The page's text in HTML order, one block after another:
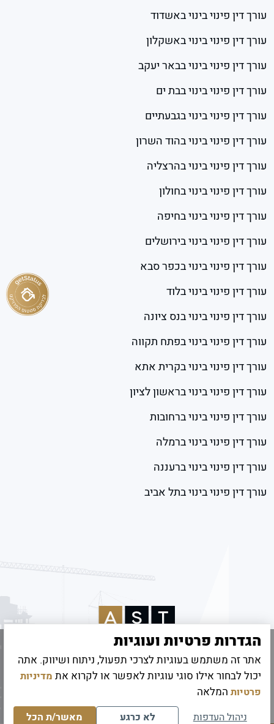
עורך דין פינוי בינוי באשדוד
עורך דין פינוי בינוי באשקלון
עורך דין פינוי בינוי בבאר יעקב
עורך דין פינוי בינוי בבת ים
עורך דין פינוי בינוי בגבעתיים
עורך דין פינוי בינוי בהוד השרון
עורך דין פינוי בינוי בהרצליה
עורך דין פינוי בינוי בחולון
עורך דין פינוי בינוי בחיפה
עורך דין פינוי בינוי בירושלים
עורך דין פינוי בינוי בכפר סבא
עורך דין פינוי בינוי בלוד
עורך דין פינוי בינוי בנס ציונה
עורך דין פינוי בינוי בפתח תקווה
עורך דין פינוי בינוי בקרית אתא
עורך דין פינוי בינוי בראשון לציון
עורך דין פינוי בינוי ברחובות
עורך דין פינוי בינוי ברמלה
עורך דין פינוי בינוי ברעננה
עורך דין פינוי בינוי בתל אביב
© 2026 כל הזכויות שמורות לאמיר שטיינהרץ
קידום אתרים
הגדרות פרטיות ועוגיות
אתר זה משתמש בעוגיות לצרכי תפעול, ניתוח ושיווק. אתה
יכול לבחור אילו סוגי עוגיות לאפשר או לקרוא את מדיניות
פרטיות המלאה
ניהול העדפות לא כרגע מאשר/ת הכל